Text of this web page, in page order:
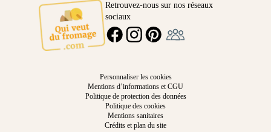
Retrouvez-nous sur nos réseaux
sociaux
FACEBOOKINSTAGRAMPINTEREST
Personnaliser les cookies
Mentions d’informations et CGU
Politique de protection des données
Politique des cookies
Mentions sanitaires
Crédits et plan du site